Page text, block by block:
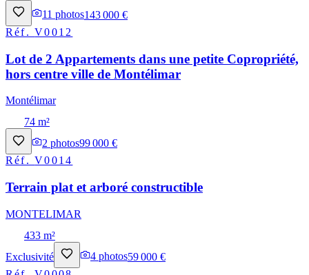
11 photos143 000 €
Réf.V0012
Lot de 2 Appartements dans une petite Copropriété,
hors centre ville de Montélimar
Montélimar
74 m²
2 photos99 000 €
Réf.V0014
Terrain plat et arboré constructible
MONTELIMAR
433 m²
Exclusivité
4 photos59 000 €